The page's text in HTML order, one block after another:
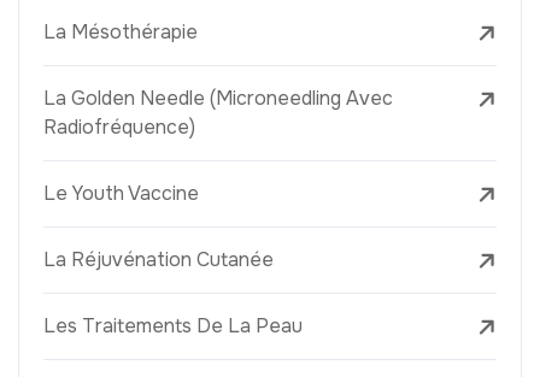
La Mésothérapie
La Golden Needle (Microneedling Avec
Radiofréquence)
Le Youth Vaccine
La Réjuvénation Cutanée
Les Traitements De La Peau